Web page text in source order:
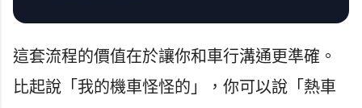
這套流程的價值在於讓你和車行溝通更準確。
比起說「我的機車怪怪的」，你可以說「熱車